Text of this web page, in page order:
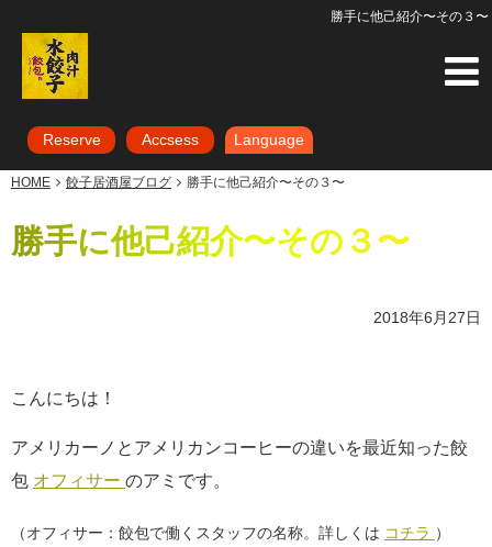
勝手に他己紹介〜その３〜
Reserve Accsess Language
HOME 餃子居酒屋ブログ 勝手に他己紹介〜その３〜
勝手に他己紹介〜その３〜
2018年6月27日
こんにちは！
アメリカーノとアメリカンコーヒーの違いを最近知った餃
包 オフィサー のアミです。
（オフィサー：餃包で働くスタッフの名称。詳しくは コチラ ）